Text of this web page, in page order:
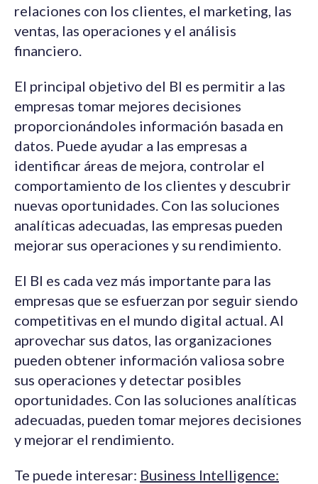
relaciones con los clientes, el marketing, las
ventas, las operaciones y el análisis
financiero.
El principal objetivo del BI es permitir a las
empresas tomar mejores decisiones
proporcionándoles información basada en
datos. Puede ayudar a las empresas a
identificar áreas de mejora, controlar el
comportamiento de los clientes y descubrir
nuevas oportunidades. Con las soluciones
analíticas adecuadas, las empresas pueden
mejorar sus operaciones y su rendimiento.
El BI es cada vez más importante para las
empresas que se esfuerzan por seguir siendo
competitivas en el mundo digital actual. Al
aprovechar sus datos, las organizaciones
pueden obtener información valiosa sobre
sus operaciones y detectar posibles
oportunidades. Con las soluciones analíticas
adecuadas, pueden tomar mejores decisiones
y mejorar el rendimiento.
Te puede interesar: Business Intelligence: